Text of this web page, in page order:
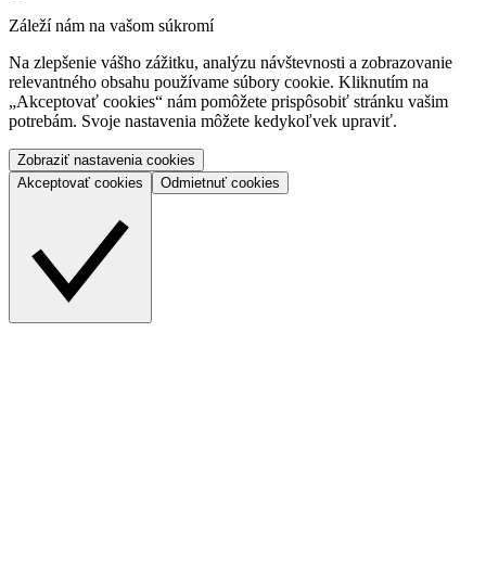
Záleží nám na vašom súkromí
Na zlepšenie vášho zážitku, analýzu návštevnosti a zobrazovanie
relevantného obsahu používame súbory cookie. Kliknutím na
„Akceptovať cookies“ nám pomôžete prispôsobiť stránku vašim
potrebám. Svoje nastavenia môžete kedykoľvek upraviť.
Zobraziť nastavenia cookies
Akceptovať cookies
Odmietnuť cookies